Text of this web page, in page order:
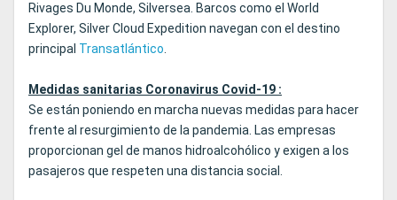
Rivages Du Monde, Silversea. Barcos como el World
Explorer, Silver Cloud Expedition navegan con el destino
principal Transatlántico.
Medidas sanitarias Coronavirus Covid-19 :
Se están poniendo en marcha nuevas medidas para hacer
frente al resurgimiento de la pandemia. Las empresas
proporcionan gel de manos hidroalcohólico y exigen a los
pasajeros que respeten una distancia social.